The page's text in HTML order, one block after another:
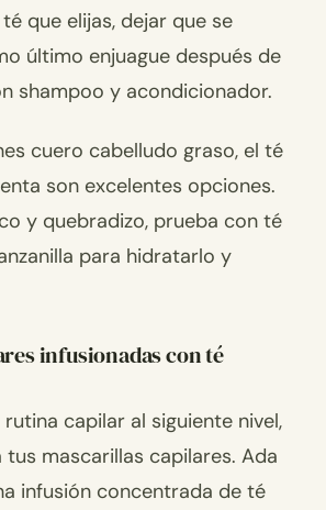
que elijas, dejar que se
último enjuague después de
shampoo y acondicionador.
cuero cabelludo graso, el té
son excelentes opciones.
y quebradizo, prueba con té
para hidratarlo y
infusionadas con té
capilar al siguiente nivel,
mascarillas capilares. Ada
infusión concentrada de té